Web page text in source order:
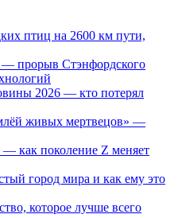
птиц на 2600 км пути,
— прорыв Стэнфордского
2026 — кто потерял
живых мертвецов» —
как поколение Z меняет
город мира и как ему это
которое лучше всего